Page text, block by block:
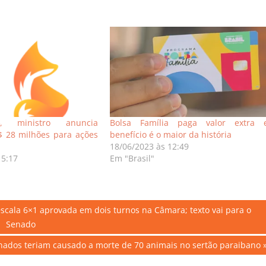
ministro anuncia
28 milhões para ações
Bolsa Família paga valor extra
benefício é o maior da história
18/06/2023 às 12:49
6×1 aprovada em dois turnos na Câmara; texto vai para o
Senado
teriam causado a morte de 70 animais no sertão paraibano